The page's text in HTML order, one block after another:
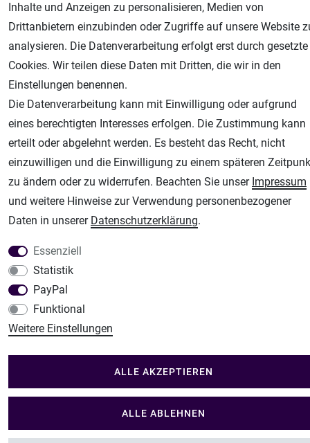
Airbrush-City
Fachhandel für: Airbrushpistolen, Kompressoren, Airbrushfarben
Modellbau-City
Modellbau Shop
Plotter-City
Schneideplotter, Transferpressen, Siebdruck und Plotterfolien
Im Shop Kaufen
Inhalte und Anzeigen zu personalisieren, Medien von
Drittanbietern einzubinden oder Zugriffe auf unsere Website
analysieren. Die Datenverarbeitung erfolgt erst durch gesetzte
Cookies. Wir teilen diese Daten mit Dritten, die wir in den
Einstellungen benennen.
Die Datenverarbeitung kann mit Einwilligung oder aufgrund
eines berechtigten Interesses erfolgen. Die Zustimmung kann
erteilt oder abgelehnt werden. Es besteht das Recht, nicht
einzuwilligen und die Einwilligung zu einem späteren
zu ändern oder zu widerrufen. Beachten Sie unser Impressum
und weitere Hinweise zur Verwendung personenbezogener
Daten in unserer Daten­schutz­erklärung.
Essenziell
Statistik
PayPal
Funktional
Weitere Einstellungen
ALLE AKZEPTIEREN
ALLE ABLEHNEN